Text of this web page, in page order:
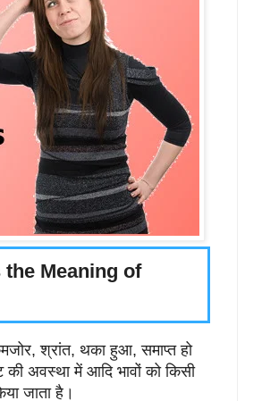
Meaning of
श्रांत, थका हुआ, समाप्त हो
अवस्था में आदि भावों को किसी
जाता है।